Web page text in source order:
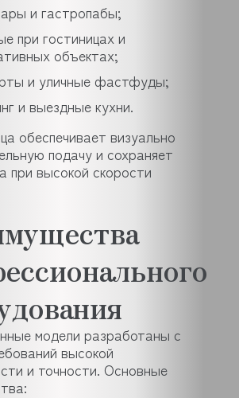
и гастропабы;
при гостиницах и
объектах;
и уличные фастфуды;
и выездные кухни.
обеспечивает визуально
подачу и сохраняет
при высокой скорости
модели разработаны с
высокой
и точности. Основные